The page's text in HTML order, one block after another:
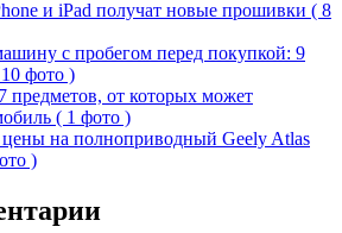
и iPad получат новые прошивки ( 8
с пробегом перед покупкой: 9
фото )
предметов, от которых может
( 1 фото )
на полноприводный Geely Atlas
)